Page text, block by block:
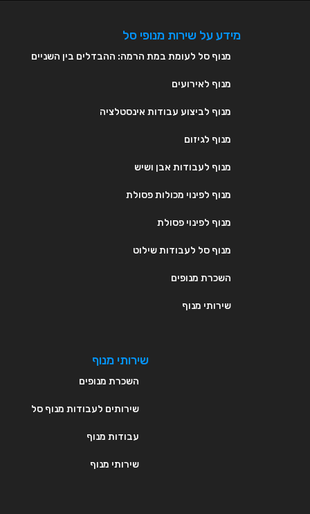
מידע על שירות מנופי סל
מנוף סל לעומת במת הרמה: ההבדלים בין השניים
מנוף לאירועים
מנוף לביצוע עבודות אינסטלציה
מנוף לגיזום
מנוף לעבודות אבן ושיש
מנוף לפינוי מכולות פסולת
מנוף לפינוי פסולת
מנוף סל לעבודות שילוט
השכרת מנופים
שירותי מנוף
שירותי מנוף
השכרת מנופים
שירותים לעבודות מנוף סל
עבודות מנוף
שירותי מנוף